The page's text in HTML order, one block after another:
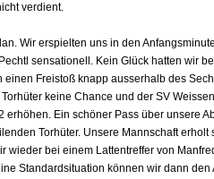
verdient.
Wir erspielten uns in den
sensationell. Kein Glück hatten wir
einen Freistoß knapp ausserhalb des
keine Chance und der SV
erhöhen. Ein schöner Pass über unsere
Torhüter. Unsere Mannschaft
wieder bei einem Lattentreffer von
Standardsituation können wir dann